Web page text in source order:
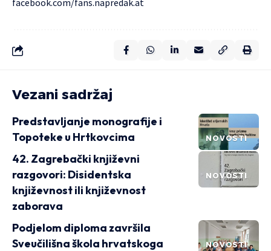
facebook.com/fans.napredak.at
Vezani sadržaj
NOVOSTI
Predstavljanje monografije i
Topoteke u Hrtkovcima
NOVOSTI
42. Zagrebački književni
razgovori: Disidentska
književnost ili književnost
zaborava
NOVOSTI
Podjelom diploma završila
Sveučilišna škola hrvatskoga